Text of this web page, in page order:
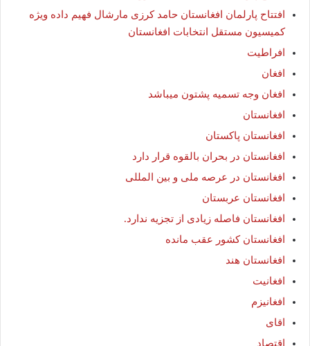
افتتاح پارلمان افغانستان حامد کرزی مارشال فهیم داده ویژه
کمیسیون مستقل انتخابات افغانستان
افراطیت
افغان
افغان وجه تسمیه پشتون میباشد
افغانستان
افغانستان پاکستان
افغانستان در بحران بالقوه قرار دارد
افغانستان در عرصه ملی و بین المللی
افغانستان عربستان
افغانستان فاصله زیادی از تجزیه ندارد.
افغانستان کشور عقب مانده
افغانستان هند
افغانیت
افغانیزم
اقای
اقتصاد